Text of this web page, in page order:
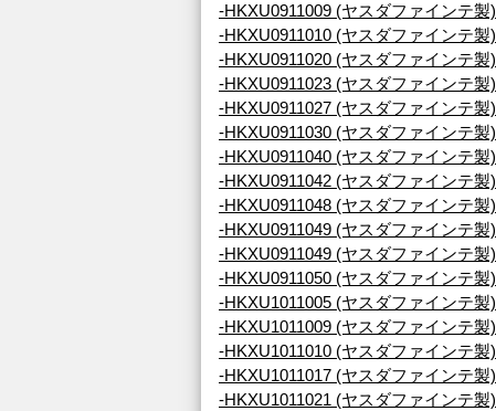
-HKXU0911009 (ヤスダファインテ製)
-HKXU0911010 (ヤスダファインテ製)
-HKXU0911020 (ヤスダファインテ製)
-HKXU0911023 (ヤスダファインテ製)
-HKXU0911027 (ヤスダファインテ製)
-HKXU0911030 (ヤスダファインテ製)
-HKXU0911040 (ヤスダファインテ製)
-HKXU0911042 (ヤスダファインテ製)
-HKXU0911048 (ヤスダファインテ製)
-HKXU0911049 (ヤスダファインテ製)
-HKXU0911049 (ヤスダファインテ製)
-HKXU0911050 (ヤスダファインテ製)
-HKXU1011005 (ヤスダファインテ製)
-HKXU1011009 (ヤスダファインテ製)
-HKXU1011010 (ヤスダファインテ製)
-HKXU1011017 (ヤスダファインテ製)
-HKXU1011021 (ヤスダファインテ製)